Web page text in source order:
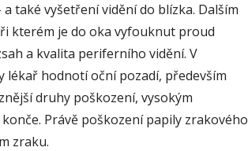
také vyšetření vidění do blízka. Dalším
kterém je do oka vyfouknut proud
a kvalita periferního vidění. V
lékař hodnotí oční pozadí, především
druhy poškození, vysokým
Právě poškození papily zrakového
zraku.